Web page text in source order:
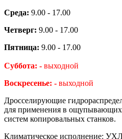
Среда: 9.00 - 17.00
Четверг: 9.00 - 17.00
Пятница: 9.00 - 17.00
Суббота: - выходной
Воскресенье: - выходной
Дросселирующие
для применения в
систем копировальных станков.
Климатическое исполнение: